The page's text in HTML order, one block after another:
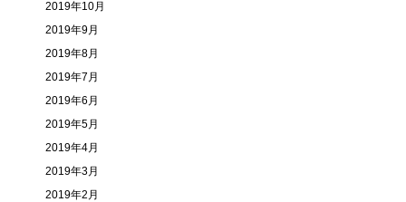
2019年10月
2019年9月
2019年8月
2019年7月
2019年6月
2019年5月
2019年4月
2019年3月
2019年2月